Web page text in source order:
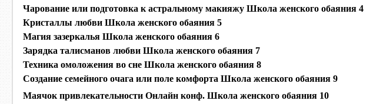
Чарование или подготовка к астральному макияжу Школа женского обаяния 4
Кристаллы любви Школа женского обаяния 5
Магия зазеркалья Школа женского обаяния 6
Зарядка талисманов любви Школа женского обаяния 7
Техника омоложения во сне Школа женского обаяния 8
Создание семейного очага или поле комфорта Школа женского обаяния 9
Маячок привлекательности Онлайн конф. Школа женского обаяния 10